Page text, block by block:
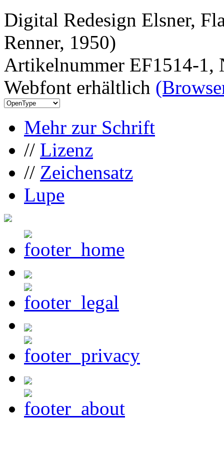
Digital Redesign Elsner,
Renner, 1950)
Artikelnummer EF1514-1,
Webfont erhältlich
Mehr zur Schrift
// Lizenz
// Zeichensatz
Lupe